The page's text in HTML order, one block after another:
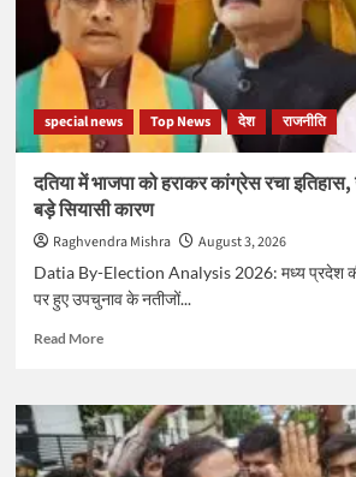
में
प्रशांत
किशोर
की
पत्नी
का
रहा
जानें
कौन
हैं
जाह्नवी
दास
special news Top News देश राजनीति
दतिया में भाजपा को हराकर कांग्रेस रचा
बड़े सियासी कारण
Raghvendra Mishra
August 3, 2026
Datia By-Election Analysis 2026: मध्य प्रदेश की
पर हुए उपचुनाव के नतीजों...
Read MoreRead
दतिया
में
भाजपा
को